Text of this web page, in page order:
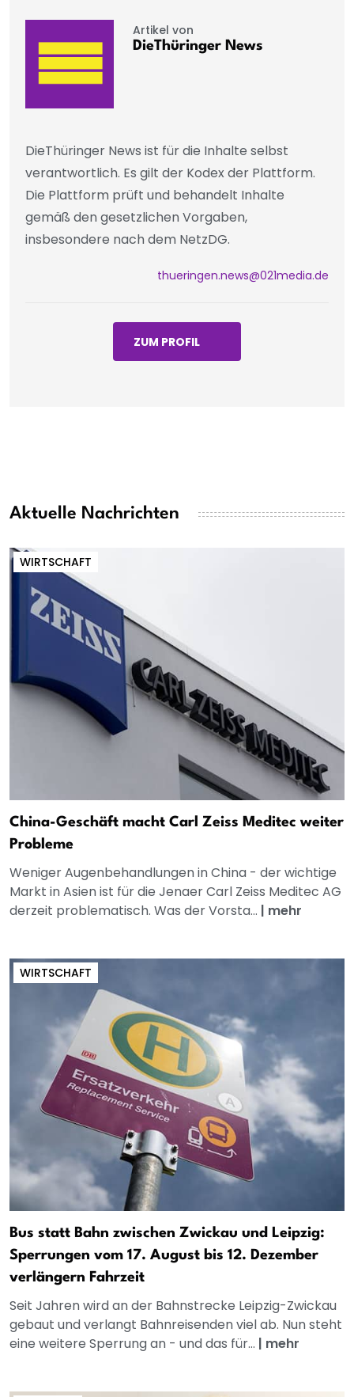
Artikel von
DieThüringer News
DieThüringer News ist für die Inhalte selbst
verantwortlich. Es gilt der Kodex der Plattform.
Die Plattform prüft und behandelt Inhalte
gemäß den gesetzlichen Vorgaben,
insbesondere nach dem NetzDG.
thueringen.news@021media.de
ZUM PROFIL
Aktuelle Nachrichten
WIRTSCHAFT
China-Geschäft macht Carl Zeiss Meditec weiter
Probleme
Weniger Augenbehandlungen in China - der wichtige
Markt in Asien ist für die Jenaer Carl Zeiss Meditec AG
derzeit problematisch. Was der Vorsta... | mehr
WIRTSCHAFT
Bus statt Bahn zwischen Zwickau und Leipzig:
Sperrungen vom 17. August bis 12. Dezember
verlängern Fahrzeit
Seit Jahren wird an der Bahnstrecke Leipzig-Zwickau
gebaut und verlangt Bahnreisenden viel ab. Nun steht
eine weitere Sperrung an - und das für... | mehr